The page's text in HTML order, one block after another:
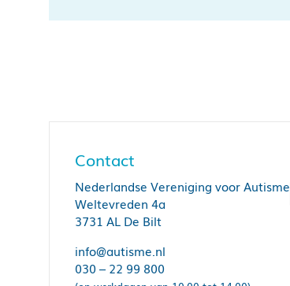
Contact
Nederlandse Vereniging voor Autisme
Weltevreden 4a
3731 AL De Bilt
info@autisme.nl
030 – 22 99 800